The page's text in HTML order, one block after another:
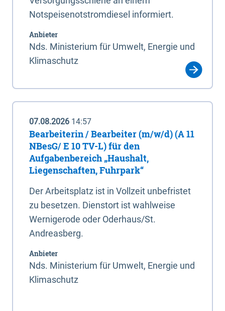
Notspeisenotstromdiesel informiert.
Anbieter
Nds. Ministerium für Umwelt, Energie und
Klimaschutz
07.08.2026 14:57
Bearbeiterin / Bearbeiter (m/w/d) (A 11
NBesG/ E 10 TV-L) für den
Aufgabenbereich „Haushalt,
Liegenschaften, Fuhrpark“
Der Arbeitsplatz ist in Vollzeit unbefristet
zu besetzen. Dienstort ist wahlweise
Wernigerode oder Oderhaus/St.
Andreasberg.
Anbieter
Nds. Ministerium für Umwelt, Energie und
Klimaschutz